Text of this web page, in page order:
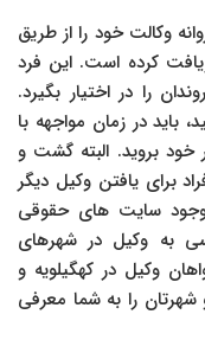
وکالت خود را از طریق
کرده است. این فرد
را در اختیار بگیرد.
باید در زمان مواجهه با
بروید. البته گشت و
برای یافتن وکیل دیگر
سایت های حقوقی
به وکیل در شهرهای
وکیل در کهگیلویه و
شهرتان را به شما معرفی